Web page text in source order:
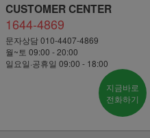
CUSTOMER CENTER
1644-4869
문자상담 010-4407-4869
월~토 09:00 - 20:00
일요일·공휴일 09:00 - 18:00
지금바로
전화하기